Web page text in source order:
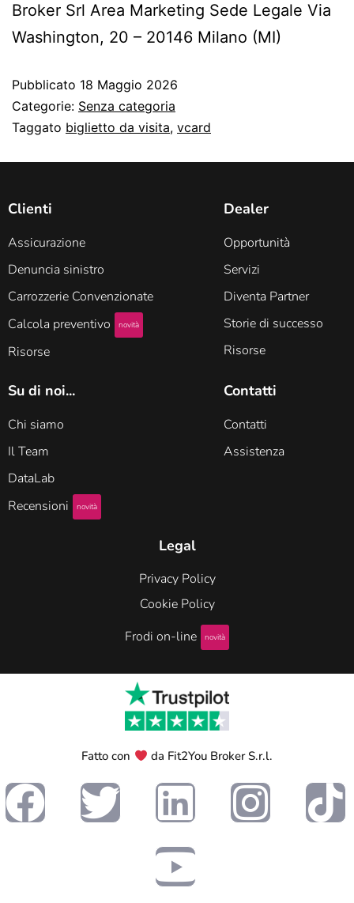
Broker Srl Area Marketing Sede Legale Via
Washington, 20 – 20146 Milano (MI)
Pubblicato 18 Maggio 2026
Categorie: Senza categoria
Taggato biglietto da visita, vcard
Clienti
Assicurazione
Denuncia sinistro
Carrozzerie Convenzionate
Calcola preventivo
novità
Risorse
Dealer
Opportunità
Servizi
Diventa Partner
Storie di successo
Risorse
Su di noi...
Chi siamo
Il Team
DataLab
Recensioni
novità
Contatti
Contatti
Assistenza
Legal
Privacy Policy
Cookie Policy
Frodi on-line
novità
Fatto con da Fit2You Broker S.r.l.